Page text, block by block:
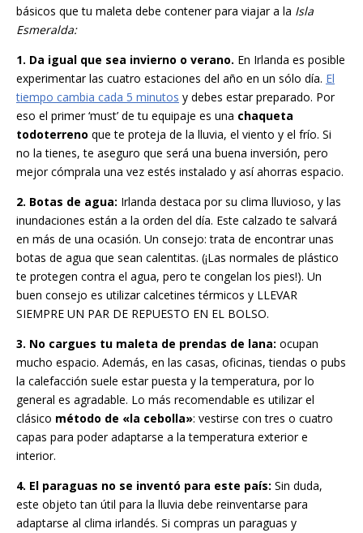
básicos que tu maleta debe contener para viajar a la Isla
Esmeralda:
1. Da igual que sea invierno o verano. En Irlanda es posible
experimentar las cuatro estaciones del año en un sólo día. El
tiempo cambia cada 5 minutos y debes estar preparado. Por
eso el primer ‘must’ de tu equipaje es una chaqueta
todoterreno que te proteja de la lluvia, el viento y el frío. Si
no la tienes, te aseguro que será una buena inversión, pero
mejor cómprala una vez estés instalado y así ahorras espacio.
2. Botas de agua: Irlanda destaca por su clima lluvioso, y las
inundaciones están a la orden del día. Este calzado te salvará
en más de una ocasión. Un consejo: trata de encontrar unas
botas de agua que sean calentitas. (¡Las normales de plástico
te protegen contra el agua, pero te congelan los pies!). Un
buen consejo es utilizar calcetines térmicos y LLEVAR
SIEMPRE UN PAR DE REPUESTO EN EL BOLSO.
3. No cargues tu maleta de prendas de lana: ocupan
mucho espacio. Además, en las casas, oficinas, tiendas o pubs
la calefacción suele estar puesta y la temperatura, por lo
general es agradable. Lo más recomendable es utilizar el
clásico método de «la cebolla»: vestirse con tres o cuatro
capas para poder adaptarse a la temperatura exterior e
interior.
4. El paraguas no se inventó para este país: Sin duda,
este objeto tan útil para la lluvia debe reinventarse para
adaptarse al clima irlandés. Si compras un paraguas y